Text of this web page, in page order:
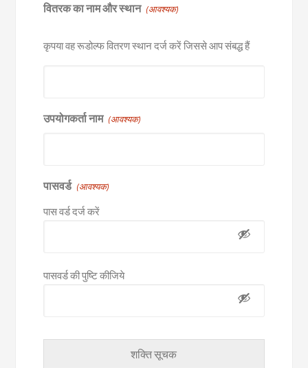
वितरक का नाम और स्थान (आवश्यक)
कृपया वह रूडोल्फ वितरण स्थान दर्ज करें जिससे आप संबद्ध हैं
उपयोगकर्ता नाम (आवश्यक)
पासवर्ड (आवश्यक)
पास वर्ड दर्ज करें
पासवर्ड की पुष्टि कीजिये
शक्ति सूचक